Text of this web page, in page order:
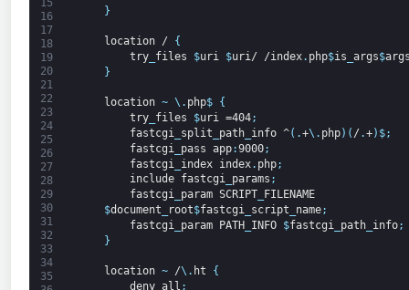
15
16
17
18
19
20
21
22
23
24
25
26
27
28
29
30
31
32
33
34
35
}
location /
{
try_ files $uri $uri/ /index. php$is args$
}
location ~ \ . php$
{
try_ files $uri =404;
fastcgi_ split path_ info ^( .+\ . php) ( / .+) $;
fastcgi
pass app:9000;
fastcgi
index index. php;
include
fastcgi_ params ;
fastcgi_ param SCRIPT_
FILENAME
$document root$fastcgi_ script name;
fastcgi
param PATH_ INFO $fastcgi path_ info;
}
location ~ /\ . ht
{
deny all ;